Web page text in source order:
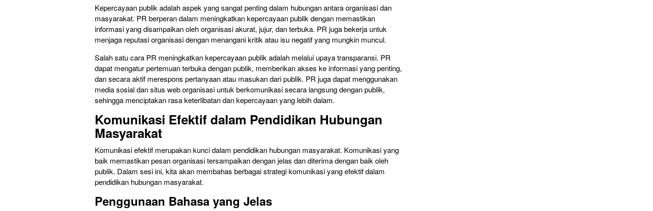
Kepercayaan publik adalah aspek yang sangat penting dalam hubungan antara organisasi dan
masyarakat. PR berperan dalam meningkatkan kepercayaan publik dengan memastikan
informasi yang disampaikan oleh organisasi akurat, jujur, dan terbuka. PR juga bekerja untuk
menjaga reputasi organisasi dengan menangani kritik atau isu negatif yang mungkin muncul.
Salah satu cara PR meningkatkan kepercayaan publik adalah melalui upaya transparansi. PR
dapat mengatur pertemuan terbuka dengan publik, memberikan akses ke informasi yang penting,
dan secara aktif merespons pertanyaan atau masukan dari publik. PR juga dapat menggunakan
media sosial dan situs web organisasi untuk berkomunikasi secara langsung dengan publik,
sehingga menciptakan rasa keterlibatan dan kepercayaan yang lebih dalam.
Komunikasi Efektif dalam Pendidikan Hubungan
Masyarakat
Komunikasi efektif merupakan kunci dalam pendidikan hubungan masyarakat. Komunikasi yang
baik memastikan pesan organisasi tersampaikan dengan jelas dan diterima dengan baik oleh
publik. Dalam sesi ini, kita akan membahas berbagai strategi komunikasi yang efektif dalam
pendidikan hubungan masyarakat.
Penggunaan Bahasa yang Jelas